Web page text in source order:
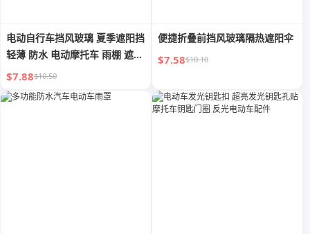
电动自行车挡风玻璃 夏季遮阳挡
轻薄 防水 电动摩托车 雨棚 遮阳
防风 春季 & 秋季
$7.88$10.50
便捷折叠前挡风玻璃隔热遮阳伞
$7.58$10.10